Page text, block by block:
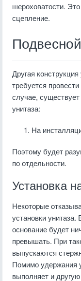
шероховатости.
сцепление.
Другая
требуется
случае,
унитаза:
На
Поэтому будет
по отдельности.
Установка
Некоторые
установки
основание будет
превышать. При
выпускаются
Помимо удержания
выполняет и